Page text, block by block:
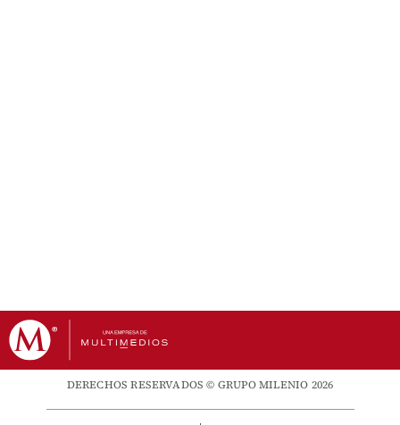
DERECHOS RESERVADOS © GRUPO MILENIO 2026